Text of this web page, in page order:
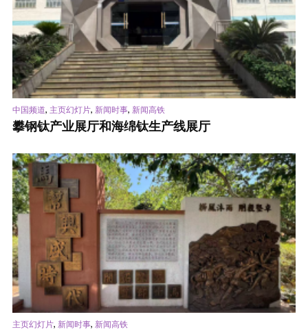
中国频道, 主页幻灯片, 新闻时事, 新闻高铁
攀钢钛产业展厅和海绵钛生产线展厅
主页幻灯片, 新闻时事, 新闻高铁